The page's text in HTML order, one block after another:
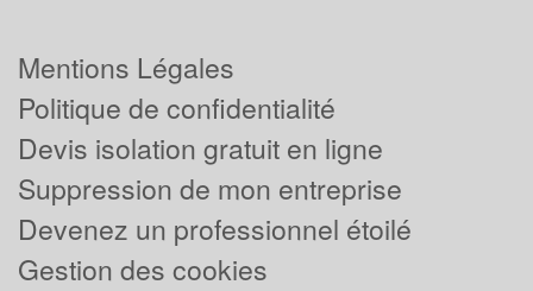
Mentions Légales
Politique de confidentialité
Devis isolation gratuit en ligne
Suppression de mon entreprise
Devenez un professionnel étoilé
Gestion des cookies